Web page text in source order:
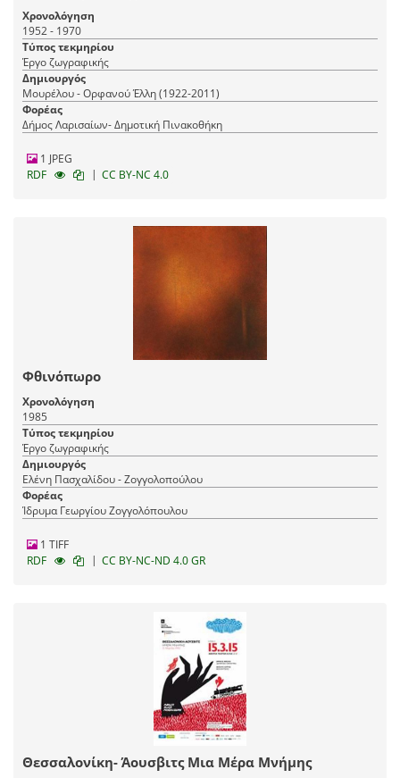
Χρονολόγηση
1952 - 1970
Τύπος τεκμηρίου
Έργο ζωγραφικής
Δημιουργός
Μουρέλου - Ορφανού Έλλη (1922-2011)
Φορέας
Δήμος Λαρισαίων- Δημοτική Πινακοθήκη
1 JPEG
RDF
| CC BY-NC 4.0
Φθινόπωρο
Χρονολόγηση
1985
Τύπος τεκμηρίου
Έργο ζωγραφικής
Δημιουργός
Ελένη Πασχαλίδου - Ζογγολοπούλου
Φορέας
Ίδρυμα Γεωργίου Ζογγολόπουλου
1 TIFF
RDF
| CC BY-NC-ND 4.0 GR
Θεσσαλονίκη- Άουσβιτς Μια Μέρα Μνήμης